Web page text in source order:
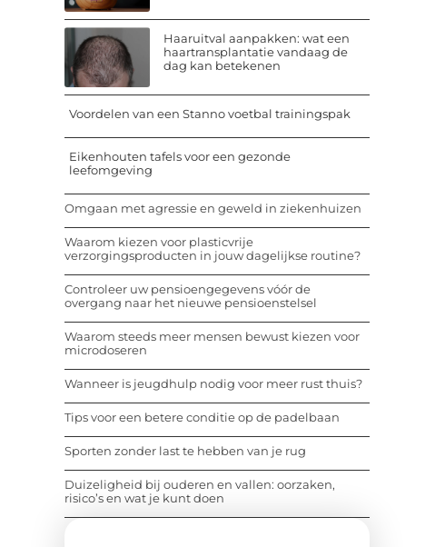
Haaruitval aanpakken: wat een
haartransplantatie vandaag de
dag kan betekenen
Voordelen van een Stanno voetbal trainingspak
Eikenhouten tafels voor een gezonde
leefomgeving
Omgaan met agressie en geweld in ziekenhuizen
Waarom kiezen voor plasticvrije
verzorgingsproducten in jouw dagelijkse routine?
Controleer uw pensioengegevens vóór de
overgang naar het nieuwe pensioenstelsel
Waarom steeds meer mensen bewust kiezen voor
microdoseren
Wanneer is jeugdhulp nodig voor meer rust thuis?
Tips voor een betere conditie op de padelbaan
Sporten zonder last te hebben van je rug
Duizeligheid bij ouderen en vallen: oorzaken,
risico’s en wat je kunt doen